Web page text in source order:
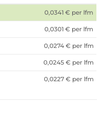
0,0341 € per lfm
0,0301 € per lfm
0,0274 € per lfm
0,0245 € per lfm
0,0227 € per lfm